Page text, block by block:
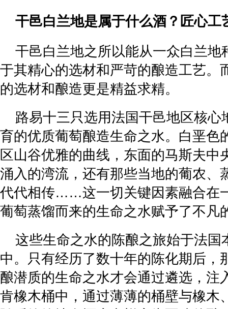
干邑白兰地是属于什么酒 ？ 匠心工
干邑白兰地之所以能从一众白兰地
于其精心的选材和严苛的酿造工艺。
的选材和酿造更是精益求精。
路易十三只选用法国干邑地区核心
育的优质葡萄酿造生命之水。白垩色
区山谷优雅的曲线，东面的马斯夫中
涌入的湾流，还有那些当地的葡农、
代代相传……这一切关键因素融合在
葡萄蒸馏而来的生命之水赋予了不凡
这些生命之水的陈酿之旅始于法国
中。只有经历了数十年的陈化期后，
酿潜质的生命之水才会通过遴选，注
肯橡木桶中，通过薄薄的桶壁与橡木